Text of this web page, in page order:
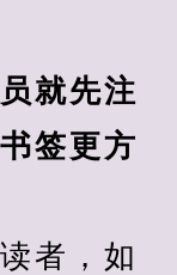
就先注
签更方
者，如